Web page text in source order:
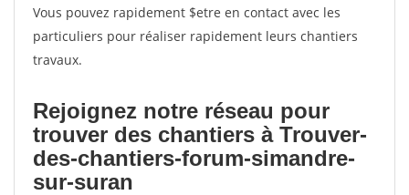
Vous pouvez rapidement $etre en contact avec les
particuliers pour réaliser rapidement leurs chantiers
travaux.
Rejoignez notre réseau pour
trouver des chantiers à Trouver-
des-chantiers-forum-simandre-
sur-suran